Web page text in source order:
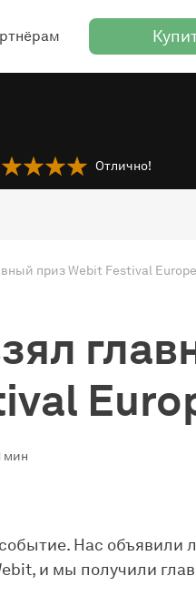
Отлично!
приз Webit Festival Europe
мин
Нас объявили
и мы получили